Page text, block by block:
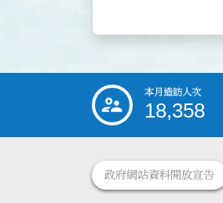
::: 本月造訪人次
18,358
政府網站資料開放宣告